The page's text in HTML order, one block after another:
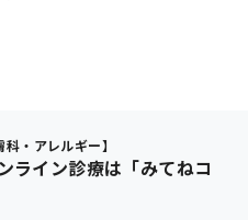
科・アレルギー】
ライン診療は「みてねコ